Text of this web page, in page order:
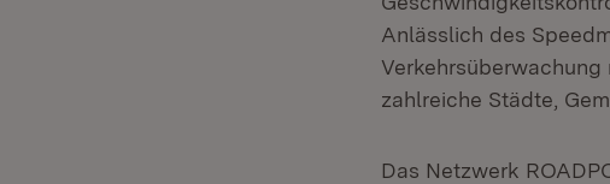
Anlässlich des
zahlreiche Städte,
Das Netzwerk